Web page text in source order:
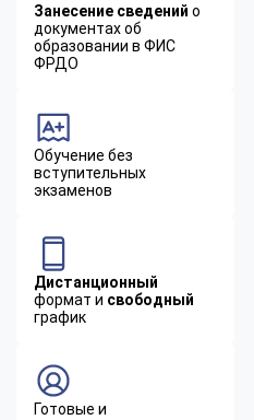
Занесение сведений о
документах об
образовании в ФИС
ФРДО
Обучение без
вступительных
экзаменов
Дистанционный
формат и свободный
график
Готовые и